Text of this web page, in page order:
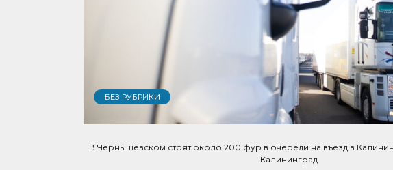
БЕЗ РУБРИКИ
В Чернышевском стоят около 200 фур в очереди на въезд в
Калининград